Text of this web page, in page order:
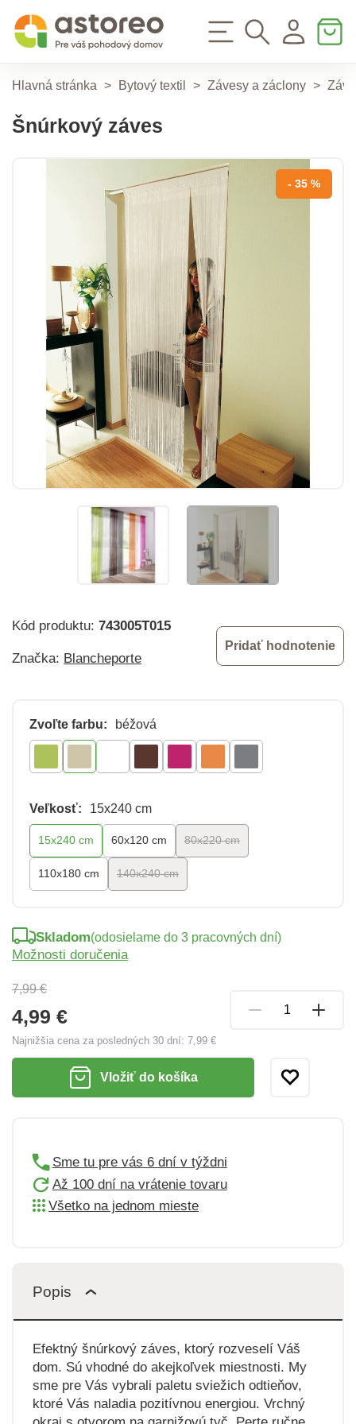
Hlavná stránka > Bytový textil > Závesy a záclony >
Šnúrkový záves
- 35 %
Kód produktu: 743005T015
Značka: Blancheporte
Pridať hodnotenie
Zvoľte farbu: béžová
Veľkosť: 15x240 cm
15x240 cm 60x120 cm 80x220 cm
110x180 cm 140x240 cm
7,99 €
4,99 €
Najnižšia cena za posledných 30 dní: 7,99 €
Skladom(odosielame do 3 pracovných dní)
Možnosti doručenia
Vložiť do košíka
Sme tu pre vás 6 dní v týždni
Až 100 dní na vrátenie tovaru
Všetko na jednom mieste
Popis
Efektný šnúrkový záves, ktorý rozveselí Váš
dom. Sú vhodné do akejkoľvek miestnosti. My
sme pre Vás vybrali paletu sviežich odtieňov,
ktoré Vás naladia pozitívnou energiou. Vrchný